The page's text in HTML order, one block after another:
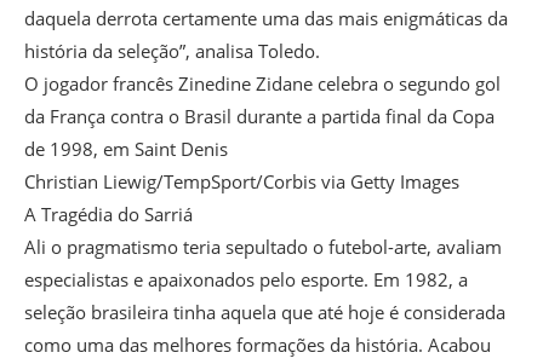
daquela derrota certamente uma das mais enigmáticas da
história da seleção”, analisa Toledo.
O jogador francês Zinedine Zidane celebra o segundo gol
da França contra o Brasil durante a partida final da Copa
de 1998, em Saint Denis
Christian Liewig/TempSport/Corbis via Getty Images
A Tragédia do Sarriá
Ali o pragmatismo teria sepultado o futebol-arte, avaliam
especialistas e apaixonados pelo esporte. Em 1982, a
seleção brasileira tinha aquela que até hoje é considerada
como uma das melhores formações da história. Acabou